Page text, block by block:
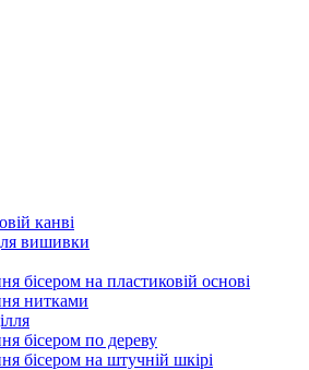
канві
вишивки
бісером на пластиковій основі
нитками
бісером по дереву
бісером на штучній шкірі